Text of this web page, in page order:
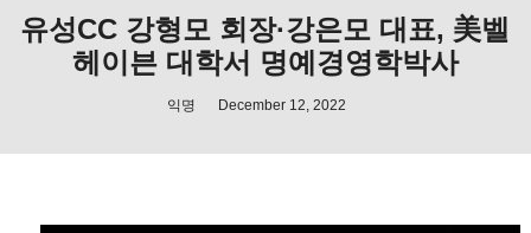
유성CC 강형모 회장·강은모 대표, 美벨
헤이븐 대학서 명예경영학박사
익명 December 12, 2022